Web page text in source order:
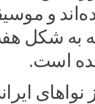
و
به شکل
است.